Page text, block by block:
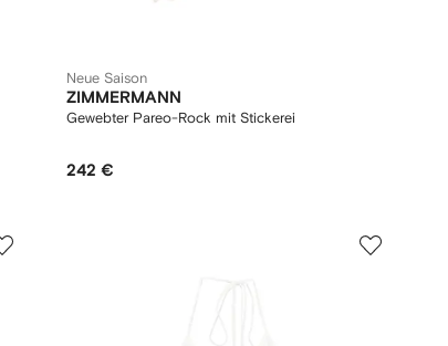
Neue Saison
ZIMMERMANN
Gewebter Pareo-Rock mit Stickerei
242 €